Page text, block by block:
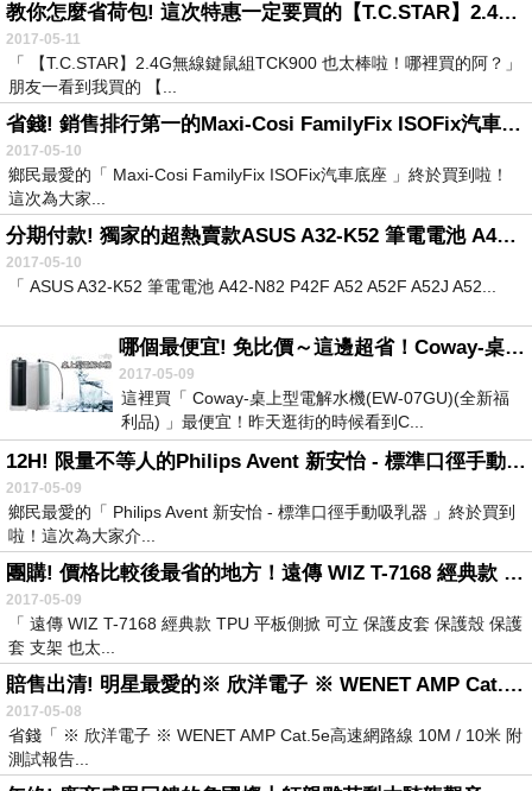
教你怎麼省荷包! 這次特惠一定要買的【T.C.STAR】2.4G無線鍵鼠組TCK900
2017-05-11
「 【T.C.STAR】2.4G無線鍵鼠組TCK900 也太棒啦！哪裡買的阿？」
朋友一看到我買的 【...
省錢! 銷售排行第一的Maxi-Cosi FamilyFix ISOFix汽車底座
2017-05-10
鄉民最愛的「 Maxi-Cosi FamilyFix ISOFix汽車底座 」終於買到啦！
這次為大家...
分期付款! 獨家的超熱賣款ASUS A32-K52 筆電電池 A42-N82 P42F A52 A52F A52J A52JB 【NBBABA】
2017-05-10
「 ASUS A32-K52 筆電電池 A42-N82 P42F A52 A52F A52J A52...
哪個最便宜! 免比價～這邊超省！Coway-桌上型電解水機(EW-07GU)(全新福利品)
2017-05-09
這裡買「 Coway-桌上型電解水機(EW-07GU)(全新福
利品) 」最便宜！昨天逛街的時候看到C...
12H! 限量不等人的Philips Avent 新安怡 - 標準口徑手動吸乳器
2017-05-09
鄉民最愛的「 Philips Avent 新安怡 - 標準口徑手動吸乳器 」終於買到
啦！這次為大家介...
團購! 價格比較後最省的地方！遠傳 WIZ T-7168 經典款 TPU 平板側掀 可立 保護皮套 保護殼 保護套 支架
2017-05-09
「 遠傳 WIZ T-7168 經典款 TPU 平板側掀 可立 保護皮套 保護殼 保護
套 支架 也太...
賠售出清! 明星最愛的※ 欣洋電子 ※ WENET AMP Cat.5e高速網路線 10M - 10米 附測試報告(含頭) 台灣製造(NET-CBL-AMP10-C5)
2017-05-08
省錢「 ※ 欣洋電子 ※ WENET AMP Cat.5e高速網路線 10M / 10米 附
測試報告...